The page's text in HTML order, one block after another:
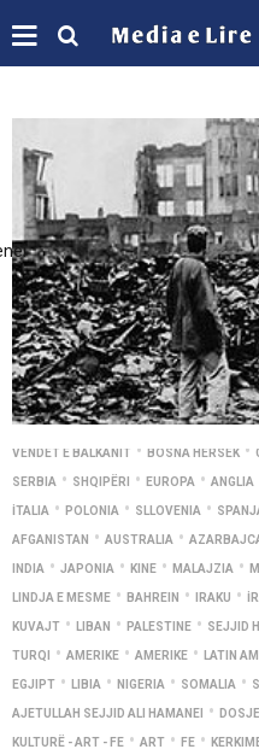
VENDET E BALKANIT • BOSNA HERSEK •
SERBIA • SHQIPËRI • EUROPA • ANGLIA
İTALIA • POLONIA • SLLOVENIA •
AFGANISTAN • AUSTRALIA •
INDIA • JAPONIA • KINE • MALAJZIA •
LINDJA E MESME • BAHREIN • IRAKU •
KUVAJT • LIBAN • PALESTINE • SEJJID
TURQI • AMERIKE • AMERIKE • LATIN
EGJIPT • LIBIA • NIGERIA • SOMALIA •
AJETULLAH SEJJID ALI HAMANEI •
KULTURË - ART - FE • ART • FE •